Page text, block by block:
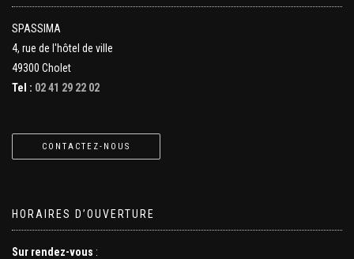
SPASSIMA
4, rue de l'hôtel de ville
49300 Cholet
Tel : 02 41 29 22 02
CONTACTEZ-NOUS
HORAIRES D’OUVERTURE
Sur rendez-vous :